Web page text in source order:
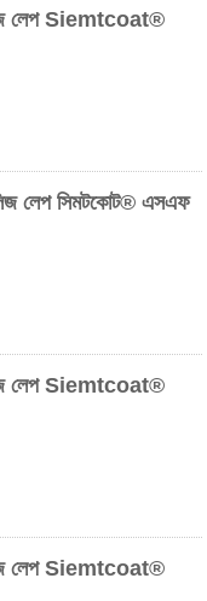
লেপ Siemtcoat®
লেপ সিমটকোট® এসএফ
লেপ Siemtcoat®
লেপ Siemtcoat®